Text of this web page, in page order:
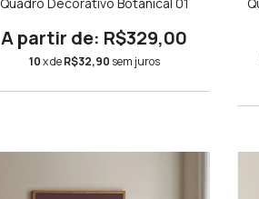
R$329,00
10x deR$32,90 sem juros